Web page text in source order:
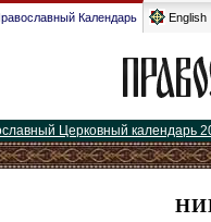
Календарь English
Церковный календарь